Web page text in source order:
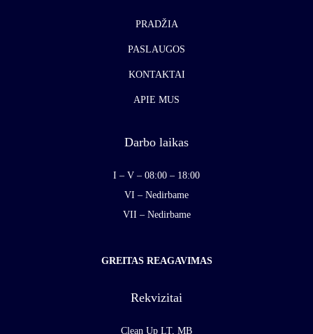
PRADŽIA
PASLAUGOS
KONTAKTAI
APIE MUS
Darbo laikas
I – V – 08:00 – 18:00
VI – Nedirbame
VII – Nedirbame
GREITAS REAGAVIMAS
Rekvizitai
Clean Up LT, MB